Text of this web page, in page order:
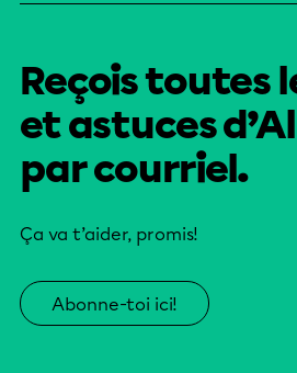
Reçois toutes
et astuces
par courriel.
Ça va t’aider, promis!
Abonne-toi ici!